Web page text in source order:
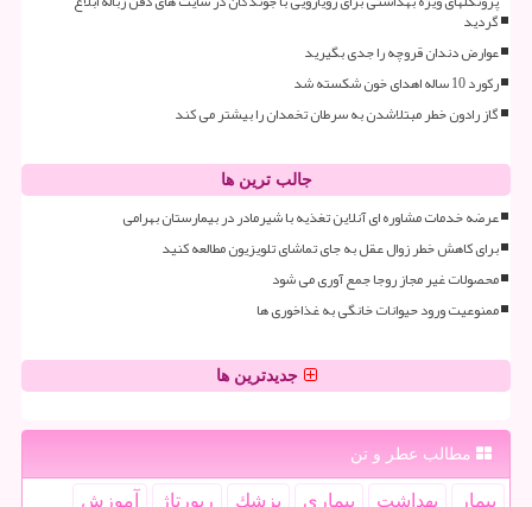
گردید
عوارض دندان قروچه را جدی بگیرید
رکورد 10 ساله اهدای خون شکسته شد
گاز رادون خطر مبتلاشدن به سرطان تخمدان را بیشتر می کند
جالب ترین ها
عرضه خدمات مشاوره ای آنلاین تغذیه با شیرمادر در بیمارستان بهرامی
برای کاهش خطر زوال عقل به جای تماشای تلویزیون مطالعه کنید
محصولات غیر مجاز روجا جمع آوری می شود
ممنوعیت ورود حیوانات خانگی به غذاخوری ها
جدیدترین ها
مطالب عطر و تن
بیمار بهداشت بیماری پزشك رپورتاژ آموزش